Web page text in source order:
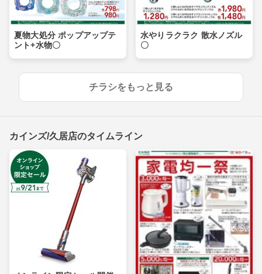
夏物大処分 ポップアップテ
ント+水物〇
水やりラクラク 散水ノズル
〇
チラシをもっと見る
カインズ/久居店のタイムライン